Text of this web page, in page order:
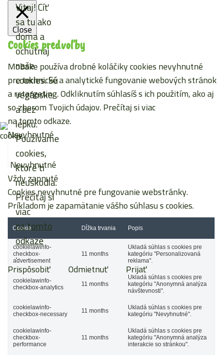
Vitaj! Cíť
sa tu ako
doma a
ochutnaj
naše
cookies. Sú
vegánske
a bez
lepku.
Používame
cookies,
ktoré ti
neuškodia.
Prečítaj si
viac
na tomto
odkaze
.
Prispôsobiť Odmietnuť Prijať
Close
Cookies predvoľby
Mobake používa drobné koláčiky cookies nevyhnutné
pre technické a analytické fungovanie webových stránok
a retargeting. Odkliknutím súhlasíš s ich použitím, ako aj
so zberom Tvojich údajov. Prečítaj si viac
na tomto odkaze.
Nevyhnutné
Nevyhnutné
Vždy zapnuté
Cookies nevyhnutné pre fungovanie webstránky.
Príkladom je zapamätanie vášho súhlasu s cookies.
Cookie Dĺžka trvania Popis
cookielawinfo-
checkbox-
advertisement
11 months
Ukladá súhlas s cookies pre
kategóriu "Personalizovaná
reklama".
cookielawinfo-
checkbox-analytics
11 months
Ukladá súhlas s cookies pre
kategóriu "Anonymná analýza
návštevnosti".
cookielawinfo-
checkbox-necessary
11 months
Ukladá súhlas s cookies pre
kategóriu "Nevyhnutné".
cookielawinfo-
checkbox-
performance
11 months
Ukladá súhlas s cookies pre
kategóriu "Anonymná analýza
interakcie so stránkou".